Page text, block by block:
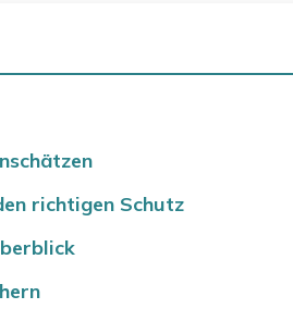
richtigen Schutz